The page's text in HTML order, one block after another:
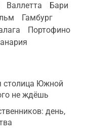
Валлетта
Бари
Гамбург
Портофино
столица Южной
не ждёшь
день,